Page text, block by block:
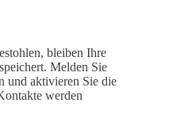
bleiben Ihre
Melden Sie
und aktivieren Sie die
werden